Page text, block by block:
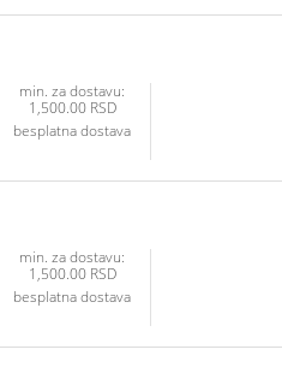
min. za dostavu:
1,500.00 RSD
besplatna dostava
min. za dostavu:
1,500.00 RSD
besplatna dostava